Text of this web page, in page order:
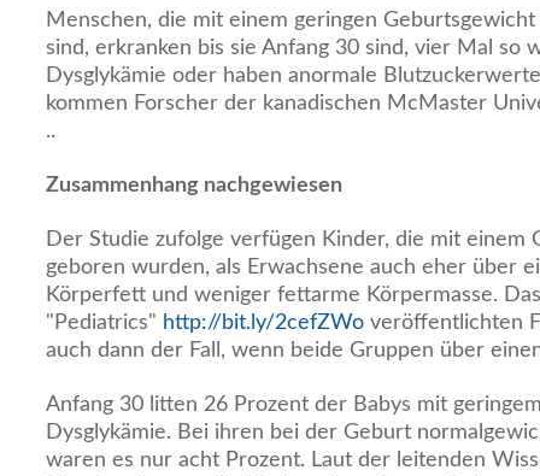
Menschen, die mit einem geringen
sind, erkranken bis sie Anfang 30 sind, vier Mal so
Dysglykämie oder haben anormale
kommen Forscher der kanadischen McMaster
..
Zusammenhang nachgewiesen
Der Studie zufolge verfügen Kinder, die mit einem
geboren wurden, als Erwachsene auch eher über
Körperfett und weniger fettarme Körpermasse.
"Pediatrics" http://bit.ly/2cefZWo veröffentlichten
auch dann der Fall, wenn beide Gruppen über
Anfang 30 litten 26 Prozent der Babys mit
Dysglykämie. Bei ihren bei der Geburt
waren es nur acht Prozent. Laut der leitenden